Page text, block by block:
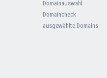
Domainauswahl
Domaincheck
ausgewählte Domains